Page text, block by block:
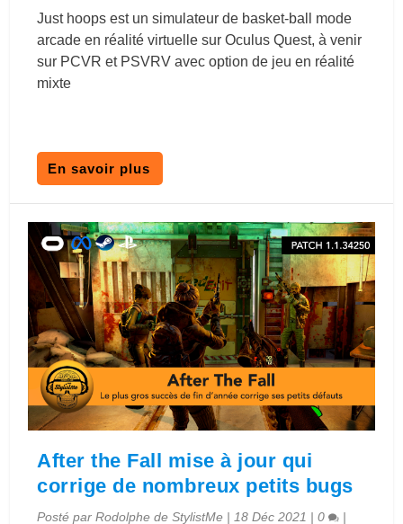
Just hoops est un simulateur de basket-ball mode
arcade en réalité virtuelle sur Oculus Quest, à venir
sur PCVR et PSVRV avec option de jeu en réalité
mixte
En savoir plus
After the Fall mise à jour qui
corrige de nombreux petits bugs
Posté parRodolphe de StylistMe | 18 Déc 2021 |0 |